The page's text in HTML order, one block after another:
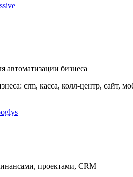
автоматизации бизнеса
crm, касса, колл-центр,
проектами, CRM